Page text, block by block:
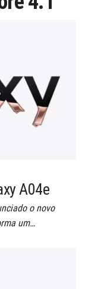
A04e
o novo
um…